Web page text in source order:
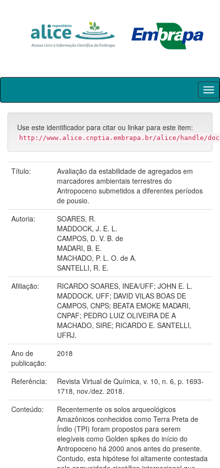
Skip
Use este identificador para citar ou linkar para este item:
http://www.alice.cnptia.embrapa.br/alice/handle/doc/
Título:
Avaliação da estabilidade de agregados em
marcadores ambientais terrestres do
Antropoceno submetidos a diferentes períodos
de pousio.
Autoria:
SOARES, R.
MADDOCK, J. E. L.
CAMPOS, D. V. B. de
MADARI, B. E.
MACHADO, P. L. O. de A.
SANTELLI, R. E.
Afiliação:
RICARDO SOARES, INEA/UFF; JOHN E. L.
MADDOCK, UFF; DAVID VILAS BOAS DE
CAMPOS, CNPS; BEATA EMOKE MADARI,
CNPAF; PEDRO LUIZ OLIVEIRA DE A
MACHADO, SIRE; RICARDO E. SANTELLI,
UFRJ.
Ano de
publicação:
2018
Referência:
Revista Virtual de Química, v. 10, n. 6, p. 1693-
1718, nov./dez. 2018.
Conteúdo:
Recentemente os solos arqueológicos
Amazônicos conhecidos como Terra Preta de
Índio (TPI) foram propostos para serem
elegíveis como Golden spikes do início do
Antropoceno há 2000 anos antes do presente.
Contudo, esta hipótese foi altamente contestada